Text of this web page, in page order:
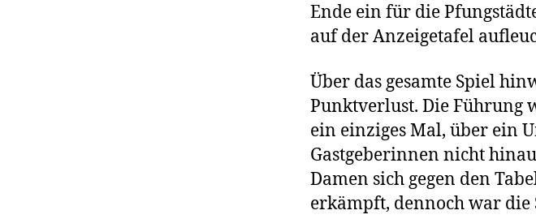
Ende ein für die
auf der Anzeigetafel
Über das gesamte Spiel
Punktverlust. Die Führung
ein einziges Mal, über ein
Gastgeberinnen nicht
Damen sich gegen den
erkämpft, dennoch war